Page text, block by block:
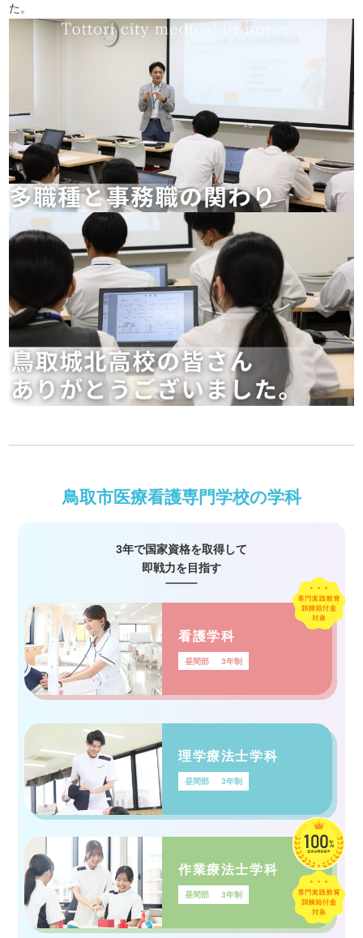
た。
鳥取市医療看護専門学校の学科
3年で国家資格を取得して
即戦力を目指す
看護学科
昼間部 3年制
理学療法士学科
昼間部 3年制
作業療法士学科
昼間部 3年制